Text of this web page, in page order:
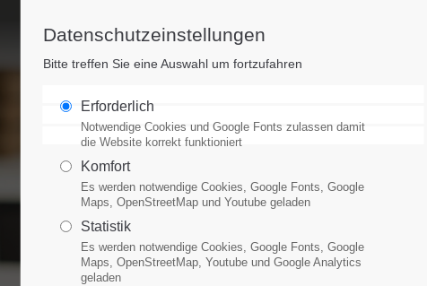
Support
Lorem ipsum dolor sit amet:
24h/ 365days
Get in touch
376-293 City Road, Suite 600
Have any questions?
Drop us a line
Datenschutzeinstellungen
Bitte treffen Sie eine Auswahl um fortzufahren
Erforderlich
Notwendige Cookies und Google Fonts zulassen damit
die Website korrekt funktioniert
Komfort
Es werden notwendige Cookies, Google Fonts, Google
Maps, OpenStreetMap und Youtube geladen
Statistik
Es werden notwendige Cookies, Google Fonts, Google
Maps, OpenStreetMap, Youtube und Google Analytics
geladen